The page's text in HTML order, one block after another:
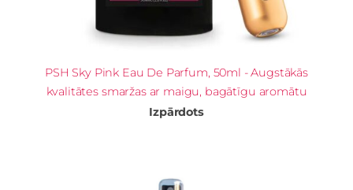
PSH Sky Pink Eau De Parfum, 50ml - Augstākās
kvalitātes smaržas ar maigu, bagātīgu aromātu
Izpārdots